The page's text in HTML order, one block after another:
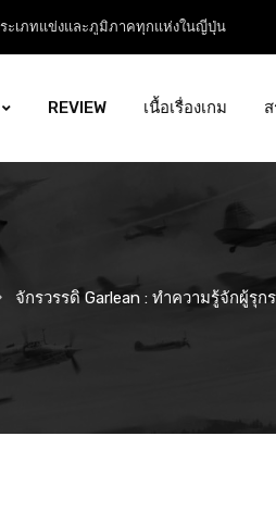
Tuning Guide ตั้งแต่เริ่มจนถึงเมต้าระดับโ
REVIEW เนื้อเรื่องเกม
จักรวรรดิ Garlean : ทำความรู้จักผู้รุ